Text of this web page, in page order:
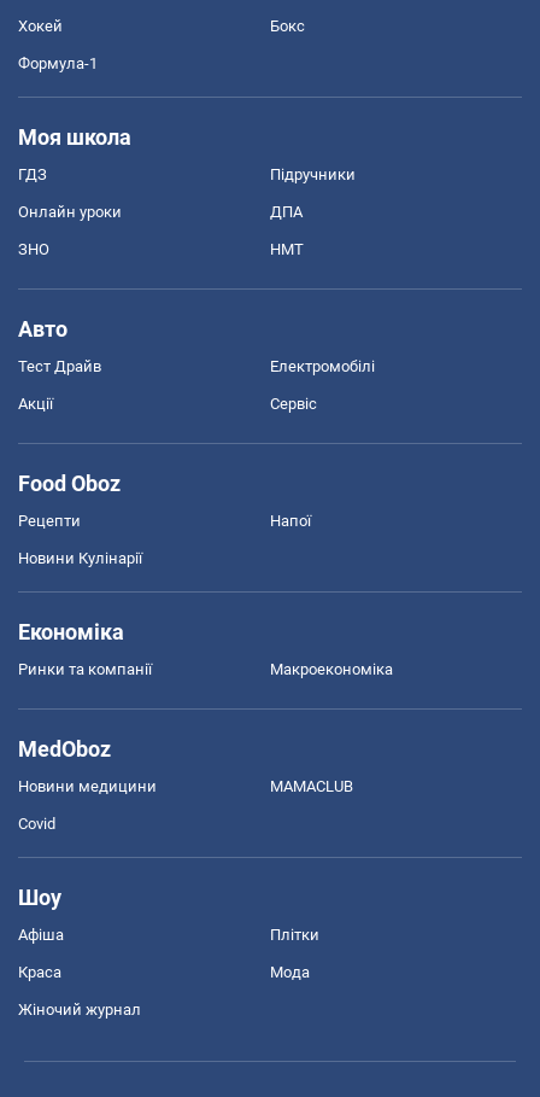
Хокей Бокс
Формула-1
Моя школа
ГДЗ Підручники
Онлайн уроки ДПА
ЗНО НМТ
Авто
Тест Драйв Електромобілі
Акції Сервіс
Food Oboz
Рецепти Напої
Новини Кулінарії
Економіка
Ринки та компанії Макроекономіка
MedOboz
Новини медицини MAMACLUB
Covid
Шоу
Афіша Плітки
Краса Мода
Жіночий журнал